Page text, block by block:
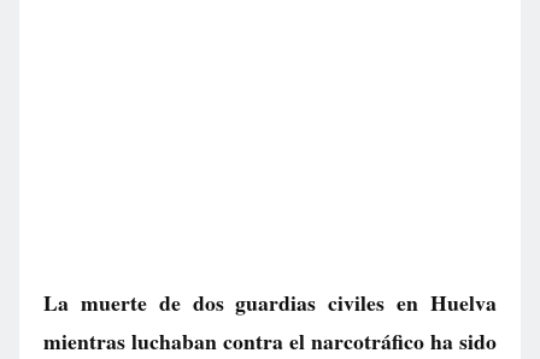
La muerte de dos guardias civiles en Huelva
mientras luchaban contra el narcotráfico ha sido